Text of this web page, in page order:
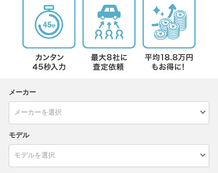
メーカー
モデル